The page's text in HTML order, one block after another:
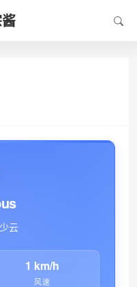
云
1 km/h
风速